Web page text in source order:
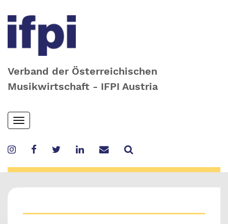
Verband der Österreichischen
Musikwirtschaft - IFPI Austria
Skip
to
content
Toggle
navigation